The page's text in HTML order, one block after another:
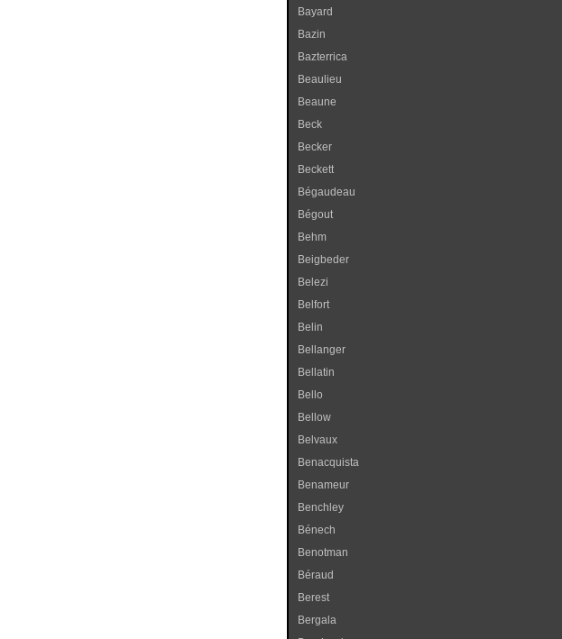
Bayard
Bazin
Bazterrica
Beaulieu
Beaune
Beck
Becker
Beckett
Bégaudeau
Bégout
Behm
Beigbeder
Belezi
Belfort
Belin
Bellanger
Bellatin
Bello
Bellow
Belvaux
Benacquista
Benameur
Benchley
Bénech
Benotman
Béraud
Berest
Bergala